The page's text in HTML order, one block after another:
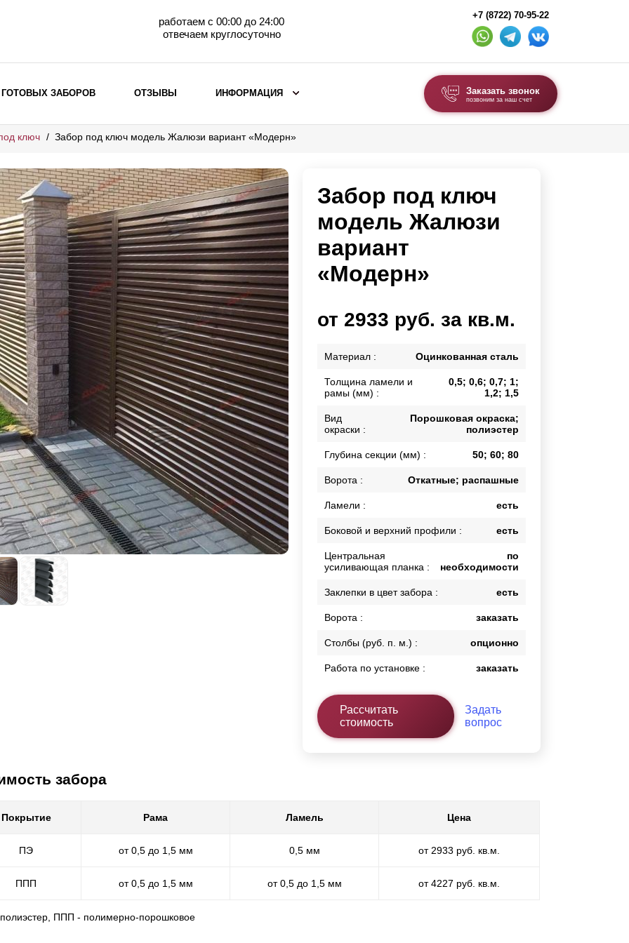
работаем с 00:00 до 24:00
отвечаем круглосуточно
+7 (8722) 70-95-22
ВЫБОР ПО МАТЕРИАЛУ
Заборы с кирпичными столбами
Заборы из евроштакетника
горизонтального
Металлические заборы для дачи
Забор жалюзи с кирпичными столбами
Металлические заборы
Металлические ограждения
ВЫБОР ПО ХАРАКТЕРИСТИКАМ
Горизонтальные заборы
Высокие заборы
Красивые, дизайнерские заборы
ВЫБОР ПО СПОСОБУ МОНТАЖА
Заборы под ключ
Готовые заборы
Комплекты заборов-лего "сделай сам"
Быстровозводимые заборы
Комбинированные заборы
Секционные заборы
ВОРОТА И КАЛИТКИ
Ворота откатные
Каркасы ворот
Калитки
Ворота складные гармошка
ГОТОВЫХ ЗАБОРОВ ОТЗЫВЫ ИНФОРМАЦИЯ Заказать звонок
позвоним за наш счет
ключ Забор под ключ модель Жалюзи вариант «Модерн»
Забор под ключ
модель Жалюзи
вариант
«Модерн»
от 2933 руб. за кв.м.
Материал : Оцинкованная сталь
Толщина ламели и
рамы (мм) :
0,5; 0,6; 0,7; 1;
1,2; 1,5
Вид
окраски :
Порошковая окраска;
полиэстер
Глубина секции (мм) : 50; 60; 80
Ворота : Откатные; распашные
Ламели : есть
Боковой и верхний профили : есть
Центральная
усиливающая планка :
по
необходимости
Заклепки в цвет забора : есть
Ворота : заказать
Столбы (руб. п. м.) : опционно
Работа по установке : заказать
Рассчитать
стоимость
Задать
вопрос
забора
Покрытие Рама Ламель Цена
ПЭ от 0,5 до 1,5 мм 0,5 мм от 2933 руб. кв.м.
ППП от 0,5 до 1,5 мм от 0,5 до 1,5 мм от 4227 руб. кв.м.
ППП - полимерно-порошковое